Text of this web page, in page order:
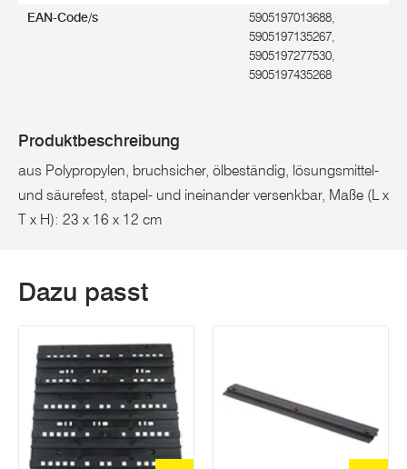
EAN-Code/s
5905197013688,
5905197135267,
5905197277530,
5905197435268
Produktbeschreibung
aus Polypropylen, bruchsicher, ölbeständig, lösungsmittel-
und säurefest, stapel- und ineinander versenkbar, Maße (L x
T x H): 23 x 16 x 12 cm
Dazu passt